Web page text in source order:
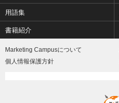
用語集
書籍紹介
Marketing Campusについて
個人情報保護方針